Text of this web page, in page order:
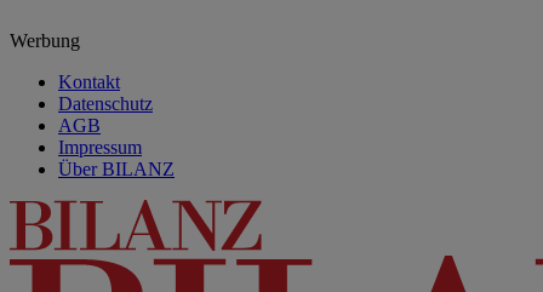
Werbung
Kontakt
Datenschutz
AGB
Impressum
Über BILANZ